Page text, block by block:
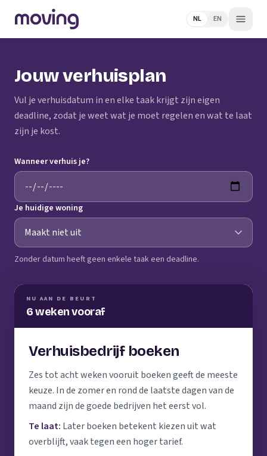
NL EN
Jouw verhuisplan
Vul je verhuisdatum in en elke taak krijgt zijn eigen
deadline, zodat je weet wat je moet regelen en wat te laat
zijn je kost.
Wanneer verhuis je?
Je huidige woning
Zonder datum heeft geen enkele taak een deadline.
NU AAN DE BEURT
6 weken vooraf
Verhuisbedrijf boeken
Zes tot acht weken vooruit boeken geeft de meeste
keuze. In de zomer en rond de laatste dagen van de
maand zijn de goede bedrijven het eerst vol.
Te laat: Later boeken betekent kiezen uit wat
overblijft, vaak tegen een hoger tarief.